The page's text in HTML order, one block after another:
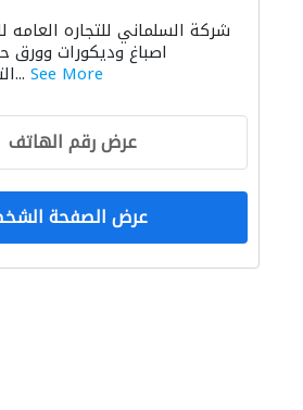
صيانة أنظمة الأسقف
اصباغ وديكورات وورق
التشطيبات الداخلي... See More
عرض رقم الهاتف
عرض الصفحة